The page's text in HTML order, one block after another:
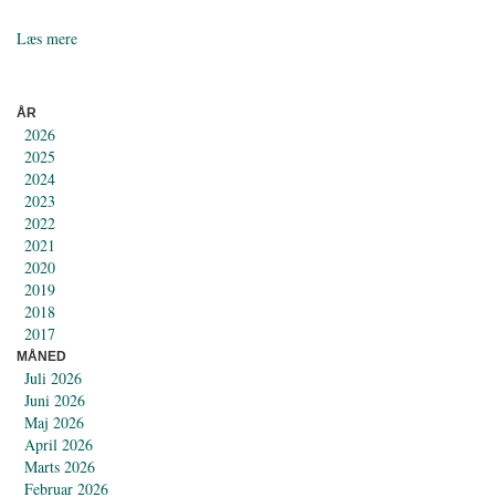
Læs mere
ÅR
2026
2025
2024
2023
2022
2021
2020
2019
2018
2017
MÅNED
Juli 2026
Juni 2026
Maj 2026
April 2026
Marts 2026
Februar 2026